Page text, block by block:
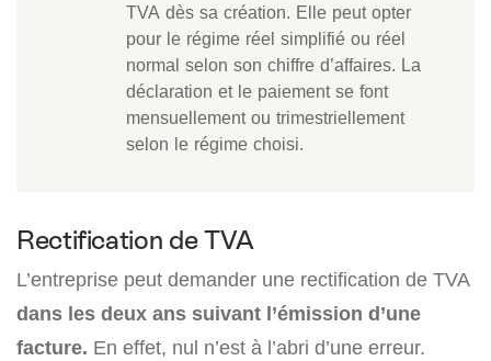
TVA dès sa création. Elle peut opter
pour le régime réel simplifié ou réel
normal selon son chiffre d’affaires. La
déclaration et le paiement se font
mensuellement ou trimestriellement
selon le régime choisi.
Rectification de TVA
L’entreprise peut demander une rectification de TVA
dans les deux ans suivant l’émission d’une
facture. En effet, nul n’est à l’abri d’une erreur.